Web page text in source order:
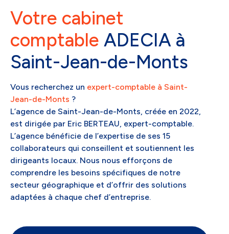
Votre cabinet
comptable ADECIA à
Saint-Jean-de-Monts
Vous recherchez un expert-comptable à Saint-
Jean-de-Monts ?
L’agence de Saint-Jean-de-Monts, créée en 2022,
est dirigée par Eric BERTEAU, expert-comptable.
L’agence bénéficie de l’expertise de ses 15
collaborateurs qui conseillent et soutiennent les
dirigeants locaux. Nous nous efforçons de
comprendre les besoins spécifiques de notre
secteur géographique et d’offrir des solutions
adaptées à chaque chef d’entreprise.